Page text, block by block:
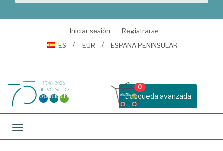
Iniciar sesión
Registrarse
ES
EUR ESPAÑA PENINSULAR
Busqueda avanzada
0
Toggle navigation